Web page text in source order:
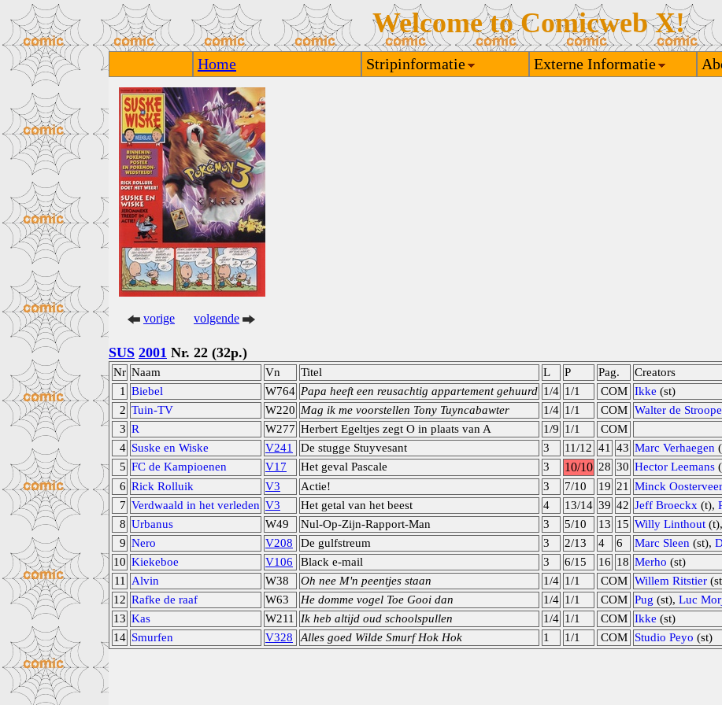
Welcome to Comicweb X!
Home Stripinformatie Externe Informatie
vorige volgende
SUS 2001 Nr. 22 (32p.)
Nr Naam Vn Titel L P Pag. Creators
1
Biebel W764 Papa heeft een reusachtig appartement gehuurd 1/4 1/1 COM Ikke (st)
2 Tuin-TV W220 Mag ik me voorstellen Tony Tuyncabawter 1/4 1/1 COM Walter de
3 R W277 Herbert Egeltjes zegt O in plaats van A 1/9 1/1
COM
4 Suske en Wiske V241 De stugge Stuyvesant 3 11/12 41 43 Marc Verhaegen
5 FC de Kampioenen V17 Het geval Pascale 3 10/10 28 30 Hector Leemans
6 Rick Rolluik V3 Actie! 3 7/10 19 21 Minck Oosterveer
7 Verdwaald in het verleden V3 Het getal van het beest 4 13/14 39 42 Jeff Broeckx (t),
8 Urbanus W49 Nul-Op-Zijn-Rapport-Man 3 5/10 13 15 Willy Linthout (t),
9 Nero V208 De gulfstreum 3 2/13 4 6 Marc Sleen (st),
10 Kiekeboe V106 Black e-mail 3 6/15 16 18 Merho (st)
11
Alvin W38 Oh nee M'n peentjes staan 1/4 1/1 COM Willem Ritstier
12 Rafke de raaf W63 He domme vogel Toe Gooi dan 1/4 1/1 COM Pug (st), Luc
13 Kas W211 Ik heb altijd oud schoolspullen 1/4 1/1 COM Ikke (st)
14 Smurfen V328 Alles goed Wilde Smurf Hok Hok 1 1/1 COM Studio Peyo (st)